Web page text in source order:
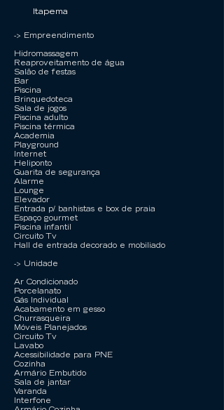
Itapema
-> Empreendimento
Hidromassagem
Reaproveitamento de água
Salão de festas
Bar
Piscina
Brinquedoteca
Sala de jogos
Piscina adulto
Piscina térmica
Academia
Playground
Internet
Heliponto
Guarita de segurança
Alarme
Lounge
Elevador
Entrada p/ banhistas e box de praia
Espaço gourmet
Piscina infantil
Circuito Tv
Hall de entrada decorado e mobiliado
-> Unidade
Ar Condicionado
Porcelanato
Gás Individual
Acabamento em gesso
Churrasqueira
Móveis Planejados
Circuito Tv
Lavabo
Acessibilidade para PNE
Cozinha
Armário Embutido
Sala de jantar
Varanda
Interfone